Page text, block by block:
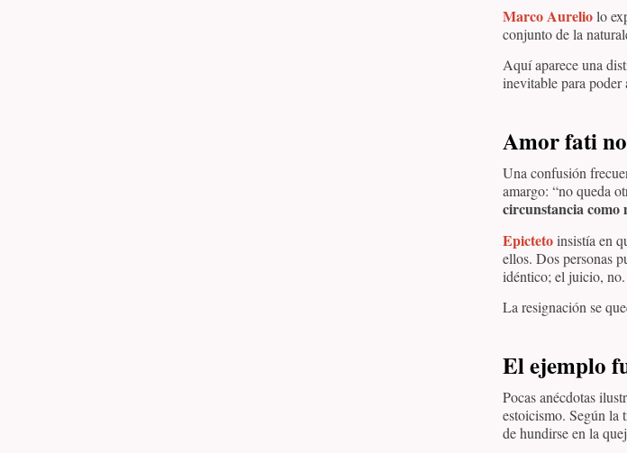
Marco Aureliolo
conjunto de la
Aquí aparece una
inevitable para poder
Amor fati
Una confusión
amargo: “no queda
circunstancia
Epictetoinsistía en
ellos. Dos personas
idéntico; el juicio, no.
La resignación se
El ejemplo
Pocas anécdotas
estoicismo. Según la
de hundirse en la